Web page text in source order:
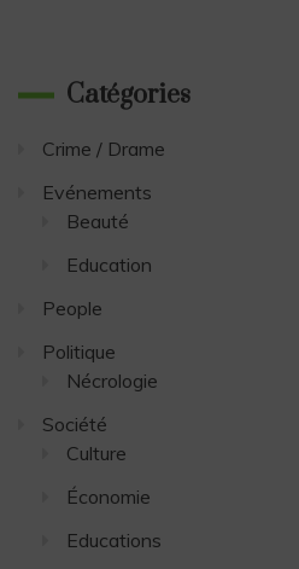
Catégories
Crime / Drame
Evénements
Beauté
Education
People
Politique
Nécrologie
Société
Culture
Économie
Educations